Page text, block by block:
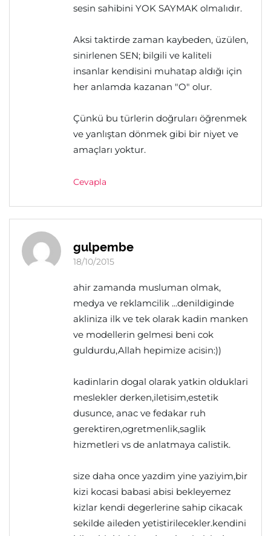
sesin sahibini YOK SAYMAK olmalıdır.
Aksi taktirde zaman kaybeden, üzülen,
sinirlenen SEN; bilgili ve kaliteli
insanlar kendisini muhatap aldığı için
her anlamda kazanan "O" olur.
Çünkü bu türlerin doğruları öğrenmek
ve yanlıştan dönmek gibi bir niyet ve
amaçları yoktur.
Cevapla
gulpembe
18/10/2015
ahir zamanda musluman olmak,
medya ve reklamcilik ...denildiginde
akliniza ilk ve tek olarak kadin manken
ve modellerin gelmesi beni cok
guldurdu,Allah hepimize acisin:))
kadinlarin dogal olarak yatkin olduklari
meslekler derken,iletisim,estetik
dusunce, anac ve fedakar ruh
gerektiren,ogretmenlik,saglik
hizmetleri vs de anlatmaya calistik.
size daha once yazdim yine yaziyim,bir
kizi kocasi babasi abisi bekleyemez
kizlar kendi degerlerine sahip cikacak
sekilde aileden yetistirilecekler.kendini